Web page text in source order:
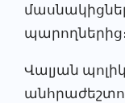
պարողներից։
Վալյան